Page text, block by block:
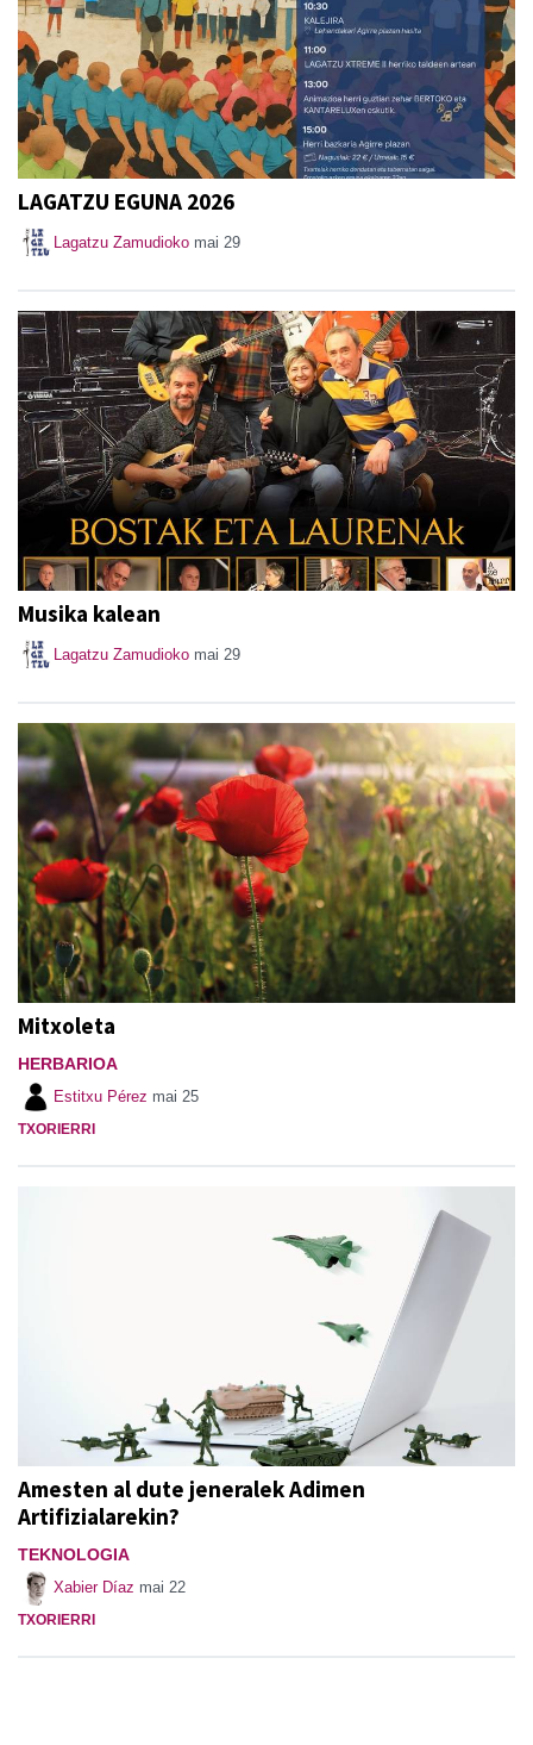
LAGATZU EGUNA 2026
Lagatzu Zamudioko mai 29
Musika kalean
Lagatzu Zamudioko mai 29
Mitxoleta
HERBARIOA
Estitxu Pérez mai 25
TXORIERRI
Amesten al dute jeneralek Adimen
Artifizialarekin?
TEKNOLOGIA
Xabier Díaz mai 22
TXORIERRI